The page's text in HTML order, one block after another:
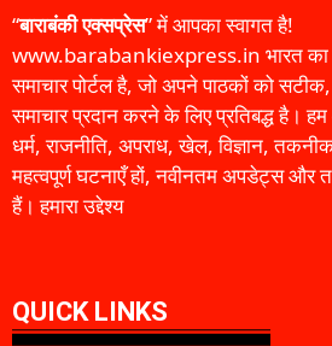
“बाराबंकी एक्सप्रेस” में आपका स्वागत है!
www.barabankiexpress.in भारत का
समाचार पोर्टल है, जो अपने पाठकों को सटीक,
समाचार प्रदान करने के लिए प्रतिबद्ध है।
धर्म, राजनीति, अपराध, खेल, विज्ञान,
महत्वपूर्ण घटनाएँ हों, नवीनतम अपडेट्स और
हैं। हमारा उद्देश्य
QUICK LINKS